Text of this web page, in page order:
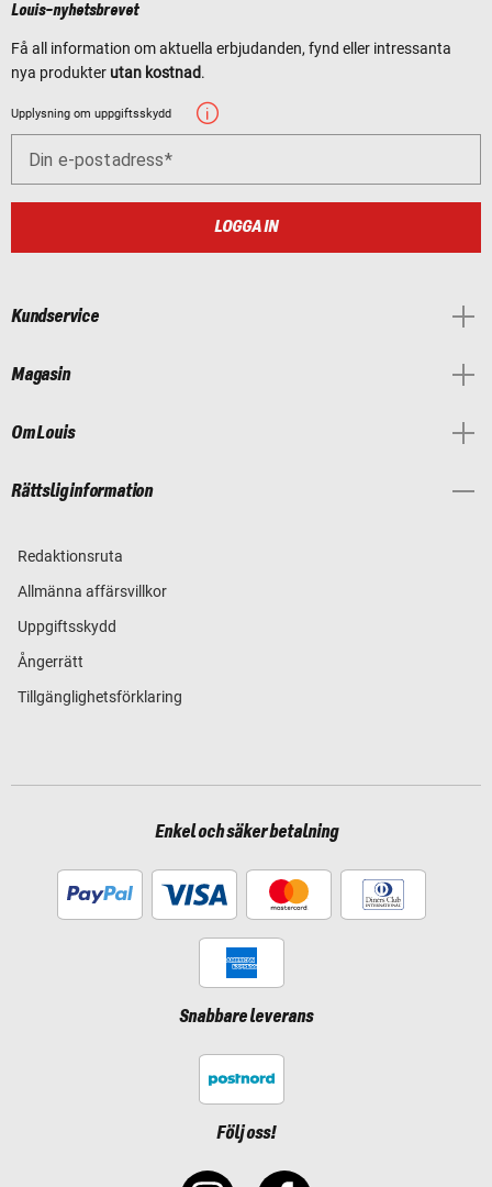
Louis-nyhetsbrevet
Få all information om aktuella erbjudanden, fynd eller intressanta
nya produkter utan kostnad.
Upplysning om uppgiftsskydd
Din e-postadress
LOGGA IN
Kundservice
Magasin
Om Louis
Rättslig information
Redaktionsruta
Allmänna affärsvillkor
Uppgiftsskydd
Ångerrätt
Tillgänglighetsförklaring
Enkel och säker betalning
Snabbare leverans
Följ oss!